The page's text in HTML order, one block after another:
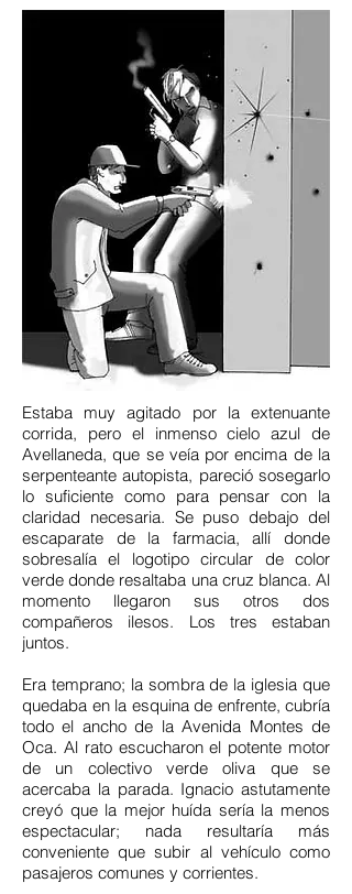
Estaba muy agitado por la extenuante
corrida, pero el inmenso cielo azul de
Avellaneda, que se veía por encima de la
serpenteante autopista, pareció sosegarlo
lo suficiente como para pensar con la
claridad necesaria. Se puso debajo del
escaparate de la farmacia, allí donde
sobresalía el logotipo circular de color
verde donde resaltaba una cruz blanca. Al
momento llegaron sus otros dos
compañeros ilesos. Los tres estaban
juntos.
Era temprano; la sombra de la iglesia que
quedaba en la esquina de enfrente, cubría
todo el ancho de la Avenida Montes de
Oca. Al rato escucharon el potente motor
de un colectivo verde oliva que se
acercaba la parada. Ignacio astutamente
creyó que la mejor huída sería la menos
espectacular; nada resultaría más
conveniente que subir al vehículo como
pasajeros comunes y corrientes.